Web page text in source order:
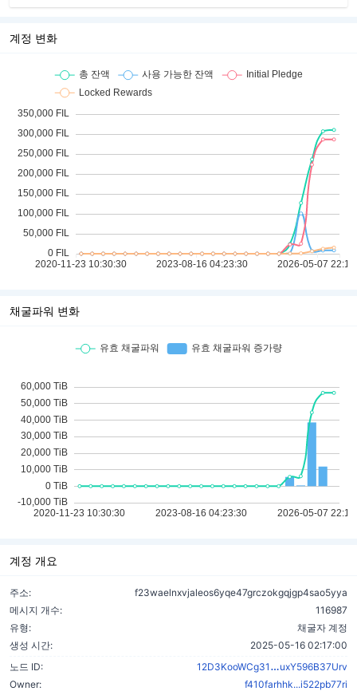
계정 변화
채굴파워 변화
계정 개요
주소:
f23waelnxvjaleos6yqe47grczokgqjgp4sao5yya
메시지 개수:
116987
유형:
채굴자 계정
생성 시간:
2025-05-16 02:17:00
노드 ID:
12D3KooWCg31
uxY596B37Urv
Owner:
f410farhhk...i522pb77ri